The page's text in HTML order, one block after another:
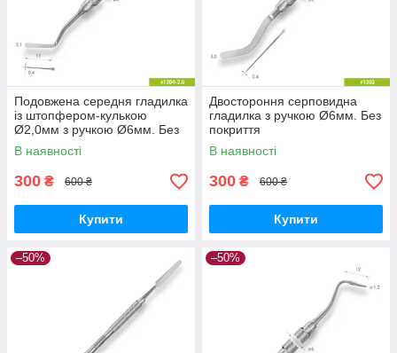
Подовжена середня гладилка
із штопфером-кулькою
Ø2,0мм з ручкою Ø6мм. Без
покриття
В наявності
300 ₴ 600 ₴
Купити
Двостороння серповидна
гладилка з ручкою Ø6мм. Без
покриття
В наявності
300 ₴ 600 ₴
Купити
–50% –50%